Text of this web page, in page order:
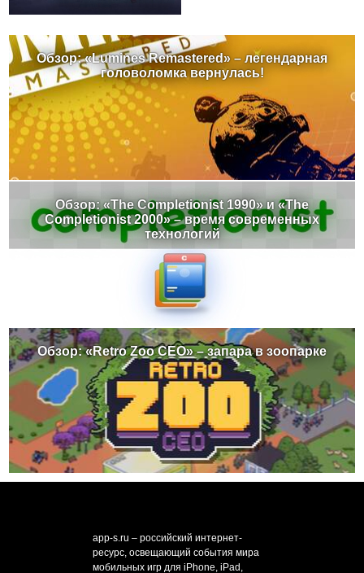
Обзор: «Lumines Remastered» – легендарная
головоломка вернулась!
Обзор: «The Completionist 1990» и «The
Completionist 2000» – время современных
технологий
Обзор: «Retro Zoo CEO» – запара в зоопарке
app-s.ru – российский интернет-
ресурс, освещающий события мира
мобильных игр для iPhone, iPad,